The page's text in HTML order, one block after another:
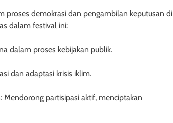
proses demokrasi dan pengambilan keputusan di
dalam festival ini:
dalam proses kebijakan publik.
dan adaptasi krisis iklim.
partisipasi aktif, menciptakan